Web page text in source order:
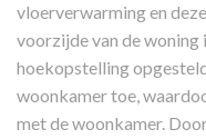
vloerverwarming en
voorzijde van de woning
hoekopstelling
woonkamer toe,
met de woonkamer.